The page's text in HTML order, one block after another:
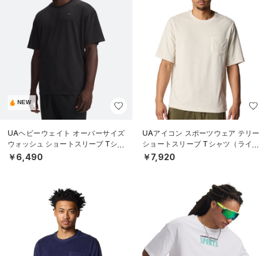
NEW
UAヘビーウェイト オーバーサイズ
ウォッシュ ショートスリーブ Tシャ
ツ（ライフスタイル/MEN）
￥6,490
UAアイコン スポーツウェア テリー
ショートスリーブ Tシャツ（ライフ
スタイル/MEN）
￥7,920